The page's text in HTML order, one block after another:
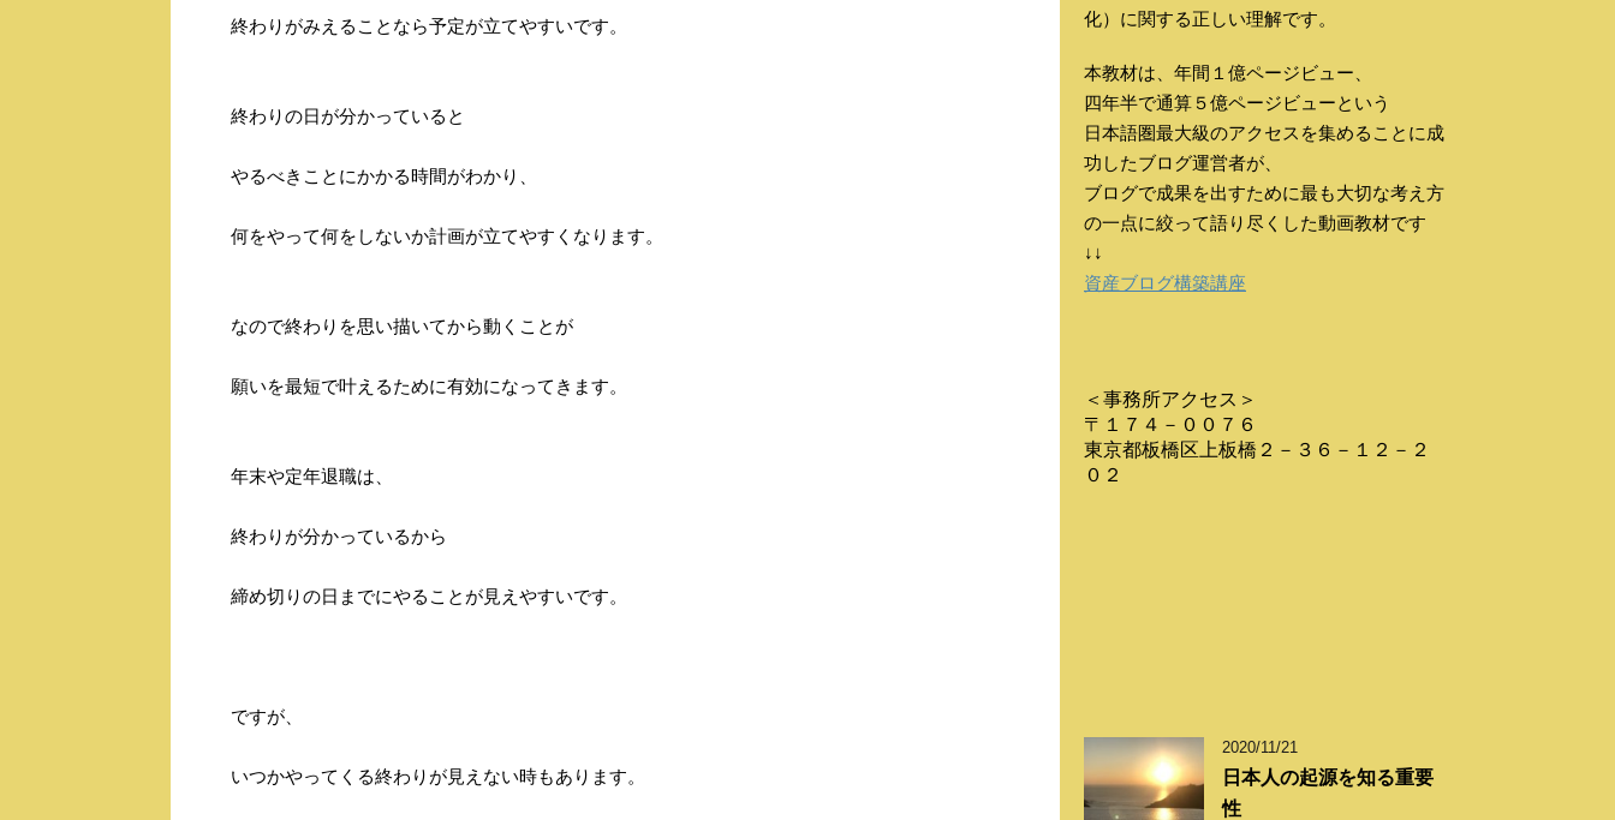
終わりがみえることなら予定が立てやすいです。
終わりの日が分かっていると
やるべきことにかかる時間がわかり、
何をやって何をしないか計画が立てやすくなります。
なので終わりを思い描いてから動くことが
願いを最短で叶えるために有効になってきます。
年末や定年退職は、
終わりが分かっているから
締め切りの日までにやることが見えやすいです。
ですが、
いつかやってくる終わりが見えない時もあります。
化）に関する正しい理解です。
本教材は、年間１億ページビュー、
四年半で通算５億ページビューという
日本語圏最大級のアクセスを集めることに成
功したブログ運営者が、
ブログで成果を出すために最も大切な考え方
の一点に絞って語り尽くした動画教材です
↓↓
資産ブログ構築講座
＜事務所アクセス＞
〒１７４－００７６
東京都板橋区上板橋２－３６－１２－２
０２
2020/11/21
日本人の起源を知る重要
性